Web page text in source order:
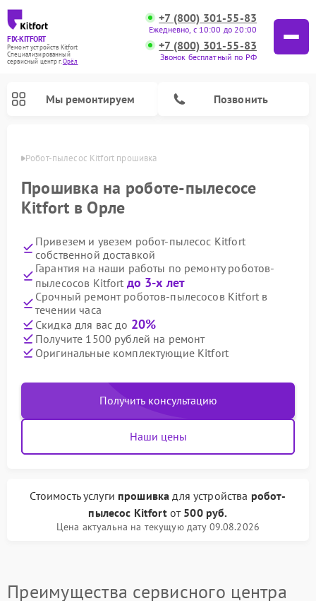
FIX-KITFORT
Ремонт устройств Kitfort
Специализированный
cервисный центр г.Орёл
+7 (800) 301-55-83
Ежедневно, с 10:00 до 20:00
+7 (800) 301-55-83
Звонок бесплатный по РФ
Мы ремонтируем Позвонить
Робот-пылесос Kitfort прошивка
Прошивка на роботе-пылесосе
Kitfort в Орле
Привезем и увезем робот-пылесос Kitfort
собственной доставкой
Гарантия на наши работы по ремонту роботов-
пылесосов Kitfort до 3-х лет
Срочный ремонт роботов-пылесосов Kitfort в
течении часа
Скидка для вас до 20%
Получите 1500 рублей на ремонт
Оригинальные комплектующие Kitfort
Получить консультацию
Наши цены
Стоимость услуги прошивка для устройства робот-
пылесос Kitfortот 500 руб.
Цена актуальна на текущую дату 09.08.2026
Преимущества сервисного центра